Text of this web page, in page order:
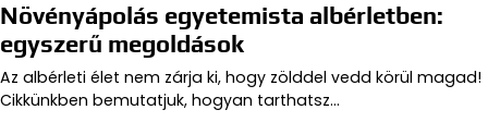
Növényápolás egyetemista albérletben:
egyszerű megoldások
Az albérleti élet nem zárja ki, hogy zölddel vedd körül magad!
Cikkünkben bemutatjuk, hogyan tarthatsz…